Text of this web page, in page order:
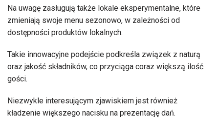
Na uwagę zasługują także lokale eksperymentalne, które
zmieniają swoje menu sezonowo, w zależności od
dostępności produktów lokalnych.
Takie innowacyjne podejście podkreśla związek z naturą
oraz jakość składników, co przyciąga coraz większą ilość
gości.
Niezwykle interesującym zjawiskiem jest również
kładzenie większego nacisku na prezentację dań.